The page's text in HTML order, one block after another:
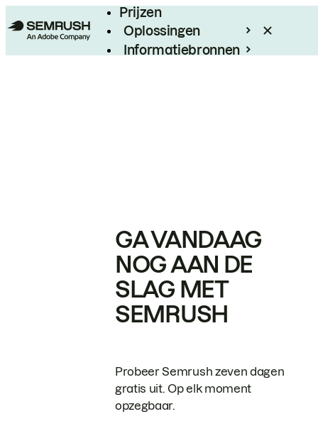
Prijzen
Oplossingen
Informatiebronnen
GA VANDAAG
NOG AAN DE
SLAG MET
SEMRUSH
Probeer Semrush zeven dagen
gratis uit. Op elk moment
opzegbaar.